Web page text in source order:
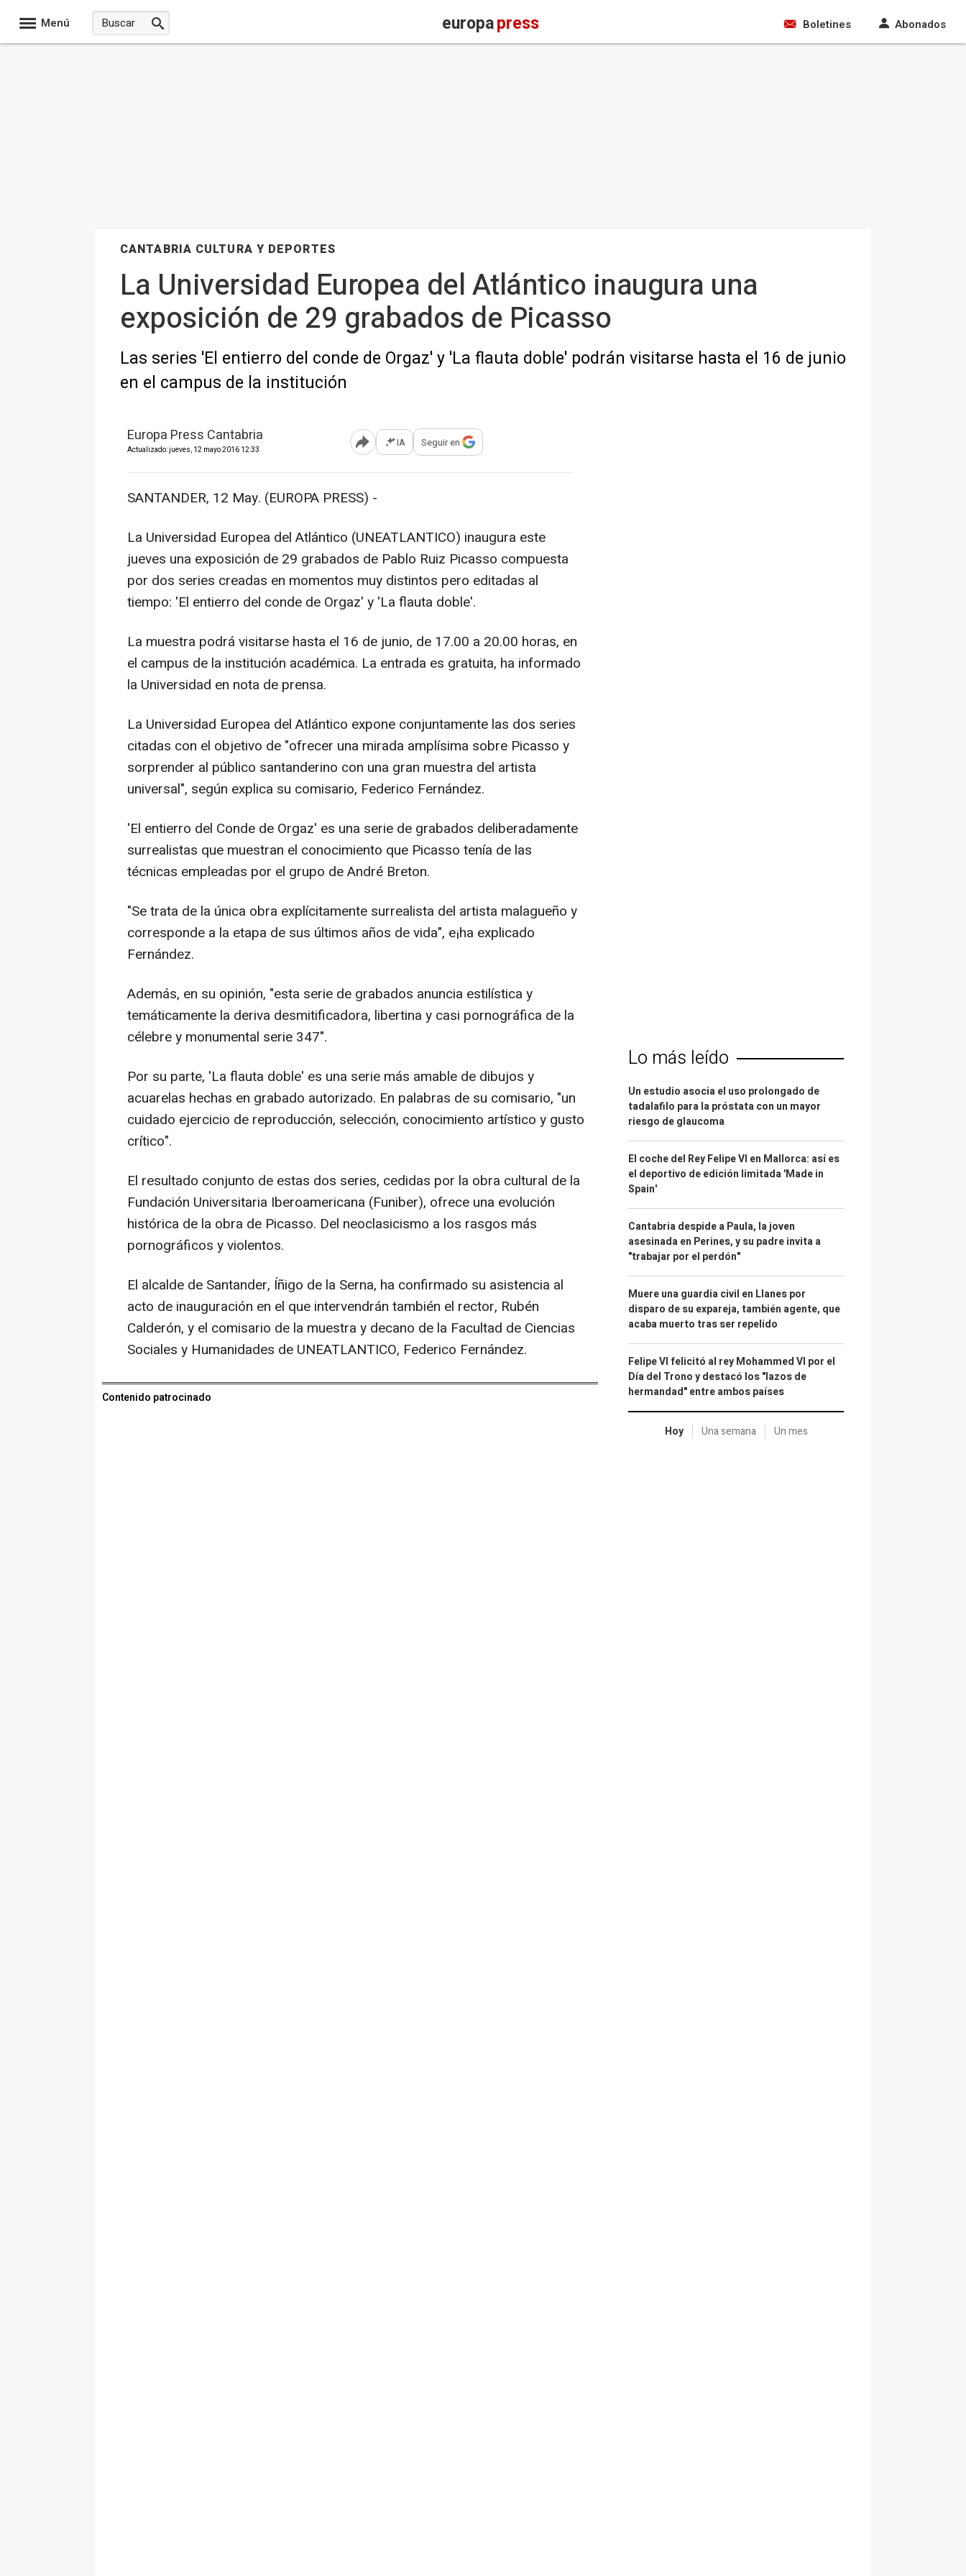
Menú europapress Boletines Abonados
CANTABRIA CULTURA Y DEPORTES
La Universidad Europea del Atlántico inaugura una
exposición de 29 grabados de Picasso
Las series 'El entierro del conde de Orgaz' y 'La flauta doble' podrán visitarse hasta el 16 de junio
en el campus de la institución
Europa Press Cantabria
Actualizado: jueves, 12 mayo 2016 12:33 Abrir opciones para compartir
IA Seguir en
SANTANDER, 12 May. (EUROPA PRESS) -
La Universidad Europea del Atlántico (UNEATLANTICO) inaugura este
jueves una exposición de 29 grabados de Pablo Ruiz Picasso compuesta
por dos series creadas en momentos muy distintos pero editadas al
tiempo: 'El entierro del conde de Orgaz' y 'La flauta doble'.
La muestra podrá visitarse hasta el 16 de junio, de 17.00 a 20.00 horas, en
el campus de la institución académica. La entrada es gratuita, ha informado
la Universidad en nota de prensa.
La Universidad Europea del Atlántico expone conjuntamente las dos series
citadas con el objetivo de "ofrecer una mirada amplísima sobre Picasso y
sorprender al público santanderino con una gran muestra del artista
universal", según explica su comisario, Federico Fernández.
'El entierro del Conde de Orgaz' es una serie de grabados deliberadamente
surrealistas que muestran el conocimiento que Picasso tenía de las
técnicas empleadas por el grupo de André Breton.
"Se trata de la única obra explícitamente surrealista del artista malagueño y
corresponde a la etapa de sus últimos años de vida", e¡ha explicado
Fernández.
Además, en su opinión, "esta serie de grabados anuncia estilística y
temáticamente la deriva desmitificadora, libertina y casi pornográfica de la
célebre y monumental serie 347".
Por su parte, 'La flauta doble' es una serie más amable de dibujos y
acuarelas hechas en grabado autorizado. En palabras de su comisario, "un
cuidado ejercicio de reproducción, selección, conocimiento artístico y gusto
crítico".
El resultado conjunto de estas dos series, cedidas por la obra cultural de la
Fundación Universitaria Iberoamericana (Funiber), ofrece una evolución
histórica de la obra de Picasso. Del neoclasicismo a los rasgos más
pornográficos y violentos.
El alcalde de Santander, Íñigo de la Serna, ha confirmado su asistencia al
acto de inauguración en el que intervendrán también el rector, Rubén
Calderón, y el comisario de la muestra y decano de la Facultad de Ciencias
Sociales y Humanidades de UNEATLANTICO, Federico Fernández.
Contenido patrocinado
Lo más leído
Un estudio asocia el uso prolongado de
tadalafilo para la próstata con un mayor
riesgo de glaucoma
El coche del Rey Felipe VI en Mallorca: así es
el deportivo de edición limitada 'Made in
Spain'
Cantabria despide a Paula, la joven
asesinada en Perines, y su padre invita a
"trabajar por el perdón"
Muere una guardia civil en Llanes por
disparo de su expareja, también agente, que
acaba muerto tras ser repelido
Felipe VI felicitó al rey Mohammed VI por el
Día del Trono y destacó los "lazos de
hermandad" entre ambos países
Hoy Una semana Un mes